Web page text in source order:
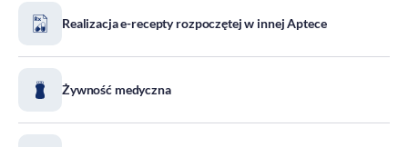
Środowisko
Społeczeństwo
Realizacja e-recepty rozpoczętej w innej Aptece
Żywność medyczna